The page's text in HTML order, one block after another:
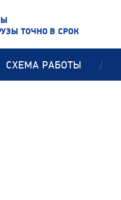
ТОЧНО В СРОК
СХЕМА РАБОТЫ /